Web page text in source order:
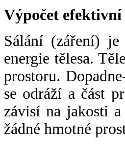
Výpočet
Sálání (záření)
energie tělesa.
prostoru.
se odráží a část
závisí na jakosti
žádné hmotné